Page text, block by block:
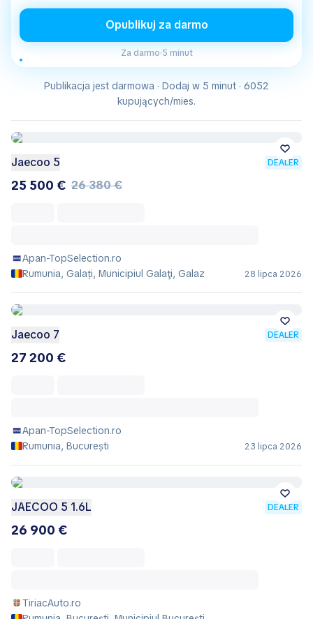
Opublikuj za darmo
Za darmo·5 minut
Publikacja jest darmowa · Dodaj w 5 minut · 6052
kupujących/mies.
Jaecoo 5 DEALER
25 500 € 26 380 €
Apan-TopSelection.ro
Rumunia, Galați, Municipiul Galaţi, Galaz
28 lipca 2026
Jaecoo 7 DEALER
27 200 €
Apan-TopSelection.ro
Rumunia, București
23 lipca 2026
JAECOO 5 1.6L DEALER
26 900 €
TiriacAuto.ro